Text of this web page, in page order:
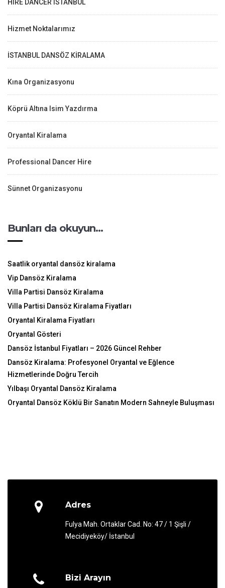
HIRE DANCER ISTANBUL
Hizmet Noktalarımız
İSTANBUL DANSÖZ KİRALAMA
Kına Organizasyonu
Köprü Altına Isim Yazdırma
Oryantal Kiralama
Professional Dancer Hire
Sünnet Organizasyonu
Bunları da okuyun…
Saatlik oryantal dansöz kiralama
Vip Dansöz Kiralama
Villa Partisi Dansöz Kiralama
Villa Partisi Dansöz Kiralama Fiyatları
Oryantal Kiralama Fiyatları
Oryantal Gösteri
Dansöz İstanbul Fiyatları – 2026 Güncel Rehber
Dansöz Kiralama: Profesyonel Oryantal ve Eğlence
Hizmetlerinde Doğru Tercih
Yılbaşı Oryantal Dansöz Kiralama
Oryantal Dansöz Köklü Bir Sanatın Modern Sahneyle Buluşması
Adres
Fulya Mah. Ortaklar Cad. No: 47 / 1 Şişli /
Mecidiyeköy/ İstanbul
Bizi Arayın